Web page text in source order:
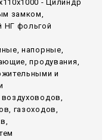
- Цилиндр
замком,
НГ фольгой
напорные,
продувания,
и
газоходов,